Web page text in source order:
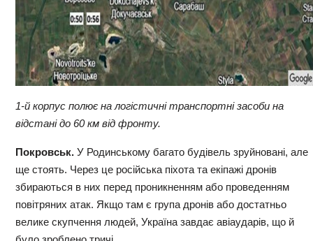
1-й корпус полюєна логістичні транспортні засоби на
відстанідо 60 км від фронту.
Покровськ. У Родинському багато будівель зруйновані, але
ще стоять. Через це російська піхота та екіпажі дронів
збираються в них перед проникненням або проведенням
повітряних атак. Якщо там є група дронів або достатньо
велике скупчення людей, Україна завдає авіаударів, що й